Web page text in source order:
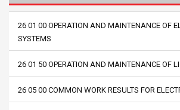
26 01 00 OPERATION AND MAINTENANCE OF
SYSTEMS
26 01 50 OPERATION AND MAINTENANCE OF
26 05 00 COMMON WORK RESULTS FOR